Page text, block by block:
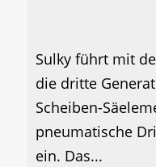
Sulky führt mit
die dritte
Scheiben-
pneumatische
ein. Das...